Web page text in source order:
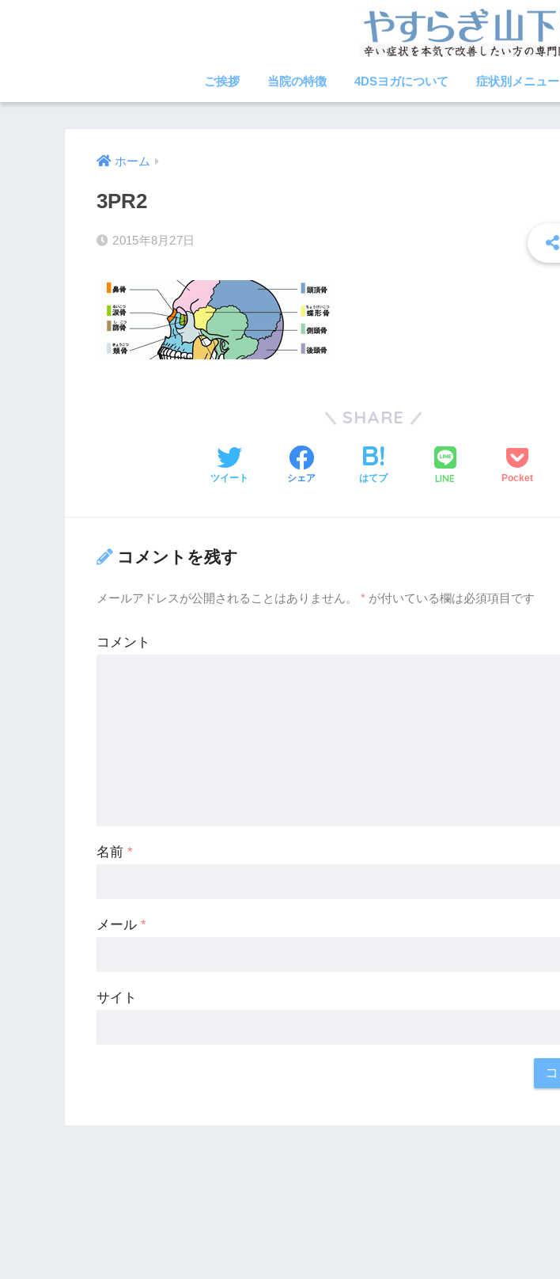
ご挨拶 当院の特徴 4DSヨガについて 症状別メニュー
ホーム
3PR2
2015年8月27日
SHARE
ツイート シェア はてブ LINE Pocket
コメントを残す
メールアドレスが公開されることはありません。 * が付いている欄は必須項目です
コメント
名前 *
メール *
サイト